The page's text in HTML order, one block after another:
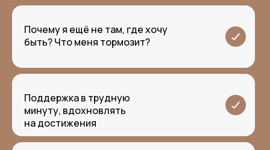
Почему я ещё не там, где хочу
быть? Что меня тормозит?
Поддержка в трудную
минуту, вдохновлять
на достижения